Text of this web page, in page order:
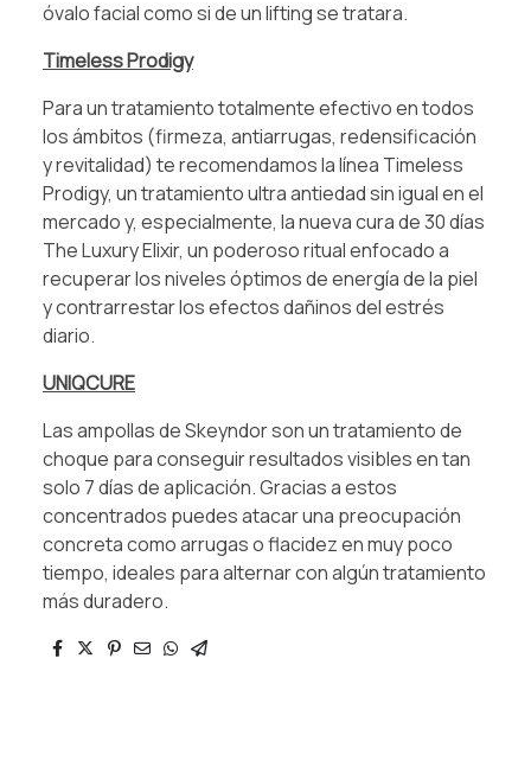
óvalo facial como si de un lifting se tratara.
Timeless Prodigy
Para un tratamiento totalmente efectivo en todos
los ámbitos (firmeza, antiarrugas, redensificación
y revitalidad) te recomendamos la línea Timeless
Prodigy, un tratamiento ultra antiedad sin igual en el
mercado y, especialmente, la nueva cura de 30 días
The Luxury Elixir, un poderoso ritual enfocado a
recuperar los niveles óptimos de energía de la piel
y contrarrestar los efectos dañinos del estrés
diario.
UNIQCURE
Las ampollas de Skeyndor son un tratamiento de
choque para conseguir resultados visibles en tan
solo 7 días de aplicación. Gracias a estos
concentrados puedes atacar una preocupación
concreta como arrugas o flacidez en muy poco
tiempo, ideales para alternar con algún tratamiento
más duradero.